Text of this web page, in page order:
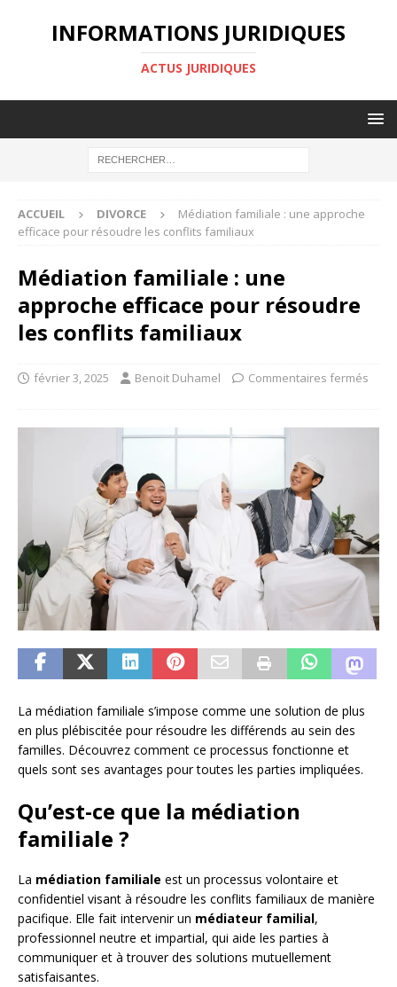
INFORMATIONS JURIDIQUES
ACTUS JURIDIQUES
ACCUEIL DIVORCE
Médiation familiale : une approche
efficace pour résoudre les conflits familiaux
Médiation familiale : une
approche efficace pour résoudre
les conflits familiaux
février 3, 2025 Benoit Duhamel Commentaires fermés
La médiation familiale s’impose comme une solution de plus
en plus plébiscitée pour résoudre les différends au sein des
familles. Découvrez comment ce processus fonctionne et
quels sont ses avantages pour toutes les parties impliquées.
Qu’est-ce que la médiation
familiale ?
La médiation familiale est un processus volontaire et
confidentiel visant à résoudre les conflits familiaux de manière
pacifique. Elle fait intervenir un médiateur familial,
professionnel neutre et impartial, qui aide les parties à
communiquer et à trouver des solutions mutuellement
satisfaisantes.